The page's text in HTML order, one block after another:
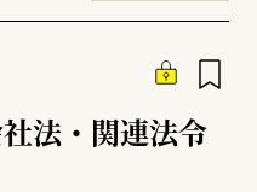
法・関連法令